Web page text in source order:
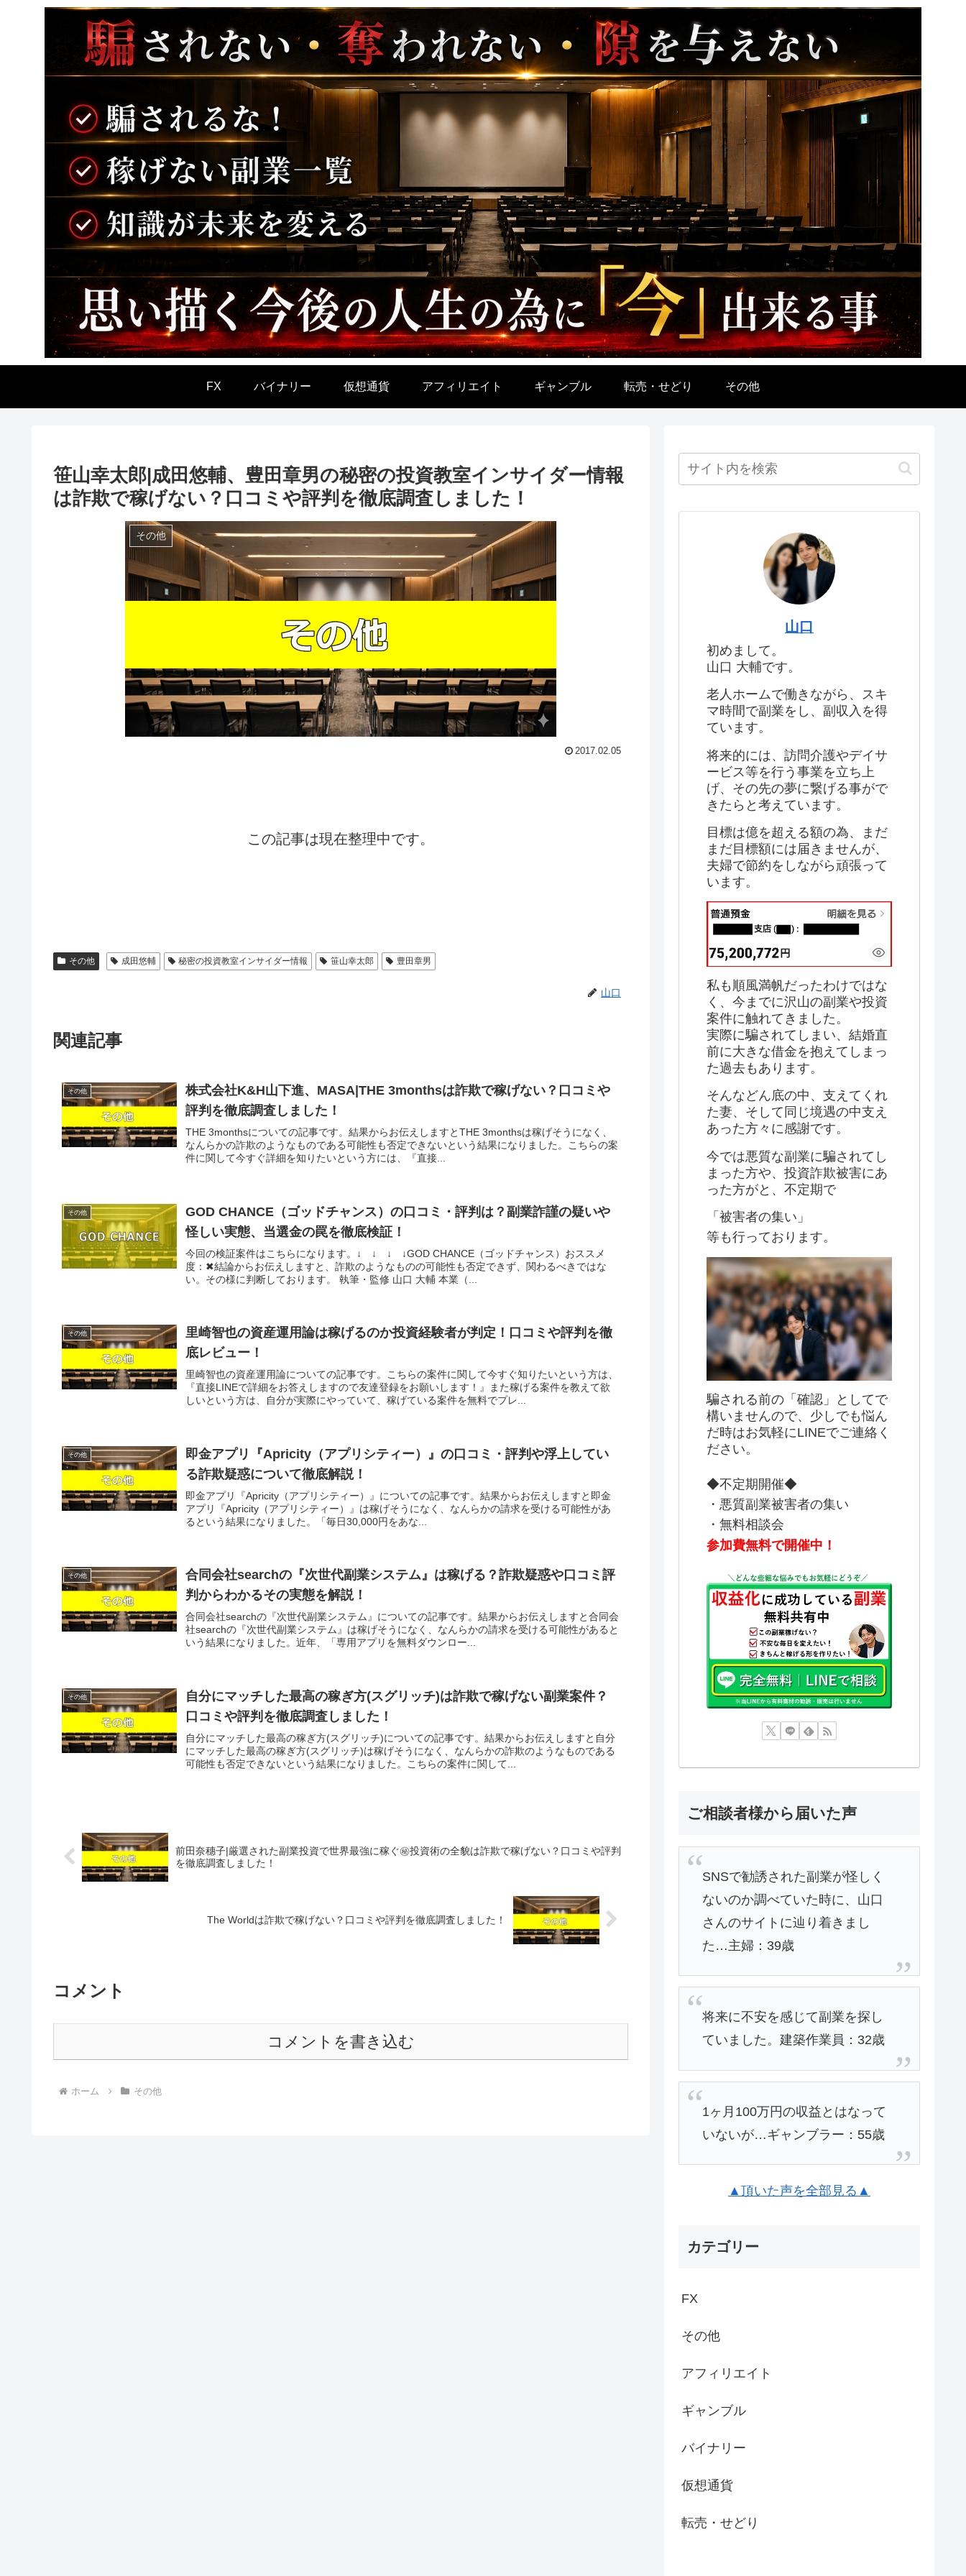
FX バイナリー 仮想通貨 アフィリエイト ギャンブル 転売・せどり その他
笹山幸太郎|成田悠輔、豊田章男の秘密の投資教室インサイダー情報
は詐欺で稼げない？口コミや評判を徹底調査しました！
その他
2017.02.05
この記事は現在整理中です。
その他 成田悠輔 秘密の投資教室インサイダー情報 笹山幸太郎 豊田章男
山口
関連記事
その他
株式会社K&H山下進、MASA|THE 3monthsは詐欺で稼げない？口コミや
評判を徹底調査しました！
THE 3monthsについての記事です。結果からお伝えしますとTHE 3monthsは稼げそうになく、
なんらかの詐欺のようなものである可能性も否定できないという結果になりました。こちらの案
件に関して今すぐ詳細を知りたいという方には、『直接...
その他
GOD CHANCE（ゴッドチャンス）の口コミ・評判は？副業詐謹の疑いや
怪しい実態、当選金の罠を徹底検証！
今回の検証案件はこちらになります。↓ ↓ ↓ ↓GOD CHANCE（ゴッドチャンス）おススメ
度：✖結論からお伝えしますと、詐欺のようなものの可能性も否定できず、関わるべきではな
い。その様に判断しております。 執筆・監修 山口 大輔 本業（...
その他
里崎智也の資産運用論は稼げるのか投資経験者が判定！口コミや評判を徹
底レビュー！
里崎智也の資産運用論についての記事です。こちらの案件に関して今すぐ知りたいという方は、
『直接LINEで詳細をお答えしますので友達登録をお願いします！』また稼げる案件を教えて欲
しいという方は、自分が実際にやっていて、稼げている案件を無料でプレ...
その他
即金アプリ『Apricity（アプリシティー）』の口コミ・評判や浮上してい
る詐欺疑惑について徹底解説！
即金アプリ『Apricity（アプリシティー）』についての記事です。結果からお伝えしますと即金
アプリ『Apricity（アプリシティー）』は稼げそうになく、なんらかの請求を受ける可能性があ
るという結果になりました。「毎日30,000円をあな...
その他
合同会社searchの『次世代副業システム』は稼げる？詐欺疑惑や口コミ評
判からわかるその実態を解説！
合同会社searchの『次世代副業システム』についての記事です。結果からお伝えしますと合同会
社searchの『次世代副業システム』は稼げそうになく、なんらかの請求を受ける可能性があると
いう結果になりました。近年、「専用アプリを無料ダウンロー...
その他
自分にマッチした最高の稼ぎ方(スグリッチ)は詐欺で稼げない副業案件？
口コミや評判を徹底調査しました！
自分にマッチした最高の稼ぎ方(スグリッチ)についての記事です。結果からお伝えしますと自分
にマッチした最高の稼ぎ方(スグリッチ)は稼げそうになく、なんらかの詐欺のようなものである
可能性も否定できないという結果になりました。こちらの案件に関して...
前田奈穗子|厳選された副業投資で世界最強に稼ぐ㊙投資術の全貌は詐欺で稼げない？口コミや評判
を徹底調査しました！
The Worldは詐欺で稼げない？口コミや評判を徹底調査しました！
コメント
コメントを書き込む
ホーム その他
山口
初めまして。
山口 大輔です。
老人ホームで働きながら、スキ
マ時間で副業をし、副収入を得
ています。
将来的には、訪問介護やデイサ
ービス等を行う事業を立ち上
げ、その先の夢に繋げる事がで
きたらと考えています。
目標は億を超える額の為、まだ
まだ目標額には届きませんが、
夫婦で節約をしながら頑張って
います。
私も順風満帆だったわけではな
く、今までに沢山の副業や投資
案件に触れてきました。
実際に騙されてしまい、結婚直
前に大きな借金を抱えてしまっ
た過去もあります。
そんなどん底の中、支えてくれ
た妻、そして同じ境遇の中支え
あった方々に感謝です。
今では悪質な副業に騙されてし
まった方や、投資詐欺被害にあ
った方がと、不定期で
「被害者の集い」
等も行っております。
騙される前の「確認」としてで
構いませんので、少しでも悩ん
だ時はお気軽にLINEでご連絡く
ださい。
◆不定期開催◆
・悪質副業被害者の集い
・無料相談会
参加費無料で開催中！
ご相談者様から届いた声
SNSで勧誘された副業が怪しく
ないのか調べていた時に、山口
さんのサイトに辿り着きまし
た…主婦：39歳
将来に不安を感じて副業を探し
ていました。建築作業員：32歳
1ヶ月100万円の収益とはなって
いないが…ギャンブラー：55歳
▲頂いた声を全部見る▲
カテゴリー
FX
その他
アフィリエイト
ギャンブル
バイナリー
仮想通貨
転売・せどり